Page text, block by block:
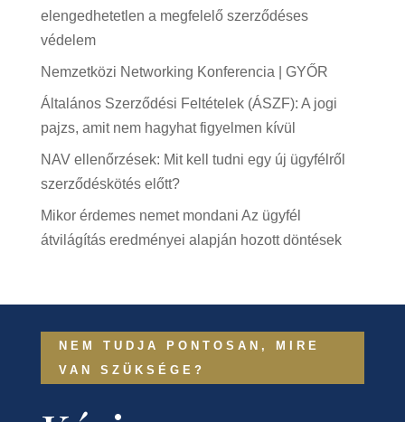
elengedhetetlen a megfelelő szerződéses
védelem
Nemzetközi Networking Konferencia | GYŐR
Általános Szerződési Feltételek (ÁSZF): A jogi
pajzs, amit nem hagyhat figyelmen kívül
NAV ellenőrzések: Mit kell tudni egy új ügyfélről
szerződéskötés előtt?
Mikor érdemes nemet mondani Az ügyfél
átvilágítás eredményei alapján hozott döntések
NEM TUDJA PONTOSAN, MIRE
VAN SZÜKSÉGE?